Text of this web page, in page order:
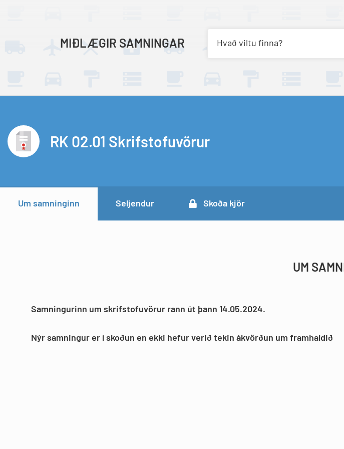
MIÐLÆGIR SAMNINGAR Hvað viltu finna?
RK 02.01 Skrifstofuvörur
Um samninginn Seljendur Skoða kjör
UM
Samningurinn um skrifstofuvörur rann út þann 14.05.2024.
Nýr samningur er í skoðun en ekki hefur verið tekin ákvörðun um framhaldið